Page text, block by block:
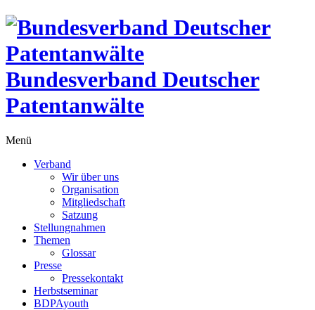
Bundesverband Deutscher
Patentanwälte
Menü
Verband
Wir über uns
Organisation
Mitgliedschaft
Satzung
Stellungnahmen
Themen
Glossar
Presse
Pressekontakt
Herbstseminar
BDPAyouth